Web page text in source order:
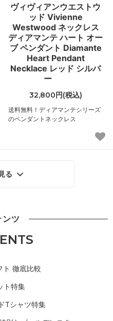
ヴィヴィアンウエストウ
ッド Vivienne
Westwood ネックレス
ディアマンテ ハート オー
ブ ペンダント Diamante
Heart Pendant
Necklace レッド シルバ
ー
32,800円(税込)
送料無料！ディアマンテシリーズ
のペンダントネックレス
る
ツ
ト 徹底比較
ト特集
Tシャツ特集